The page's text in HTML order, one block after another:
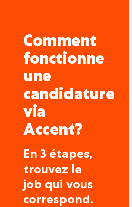
Comment
fonctionne
une
candidature
via
Accent?
En 3 étapes,
trouvez le
job qui vous
correspond.